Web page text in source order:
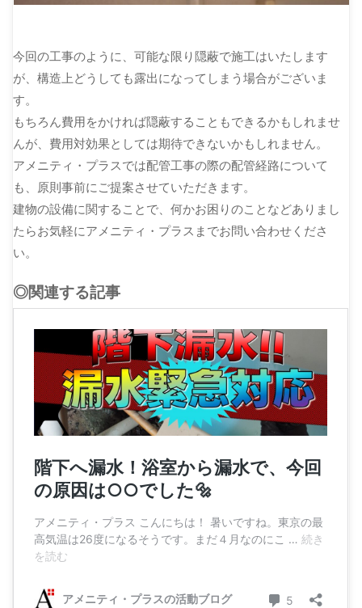
今回の工事のように、可能な限り隠蔽で施工はいたします
が、構造上どうしても露出になってしまう場合がございま
す。
もちろん費用をかければ隠蔽することもできるかもしれませ
んが、費用対効果としては期待できないかもしれません。
アメニティ・プラスでは配管工事の際の配管経路について
も、原則事前にご提案させていただきます。
建物の設備に関することで、何かお困りのことなどありまし
たらお気軽にアメニティ・プラスまでお問い合わせくださ
い。
◎関連する記事